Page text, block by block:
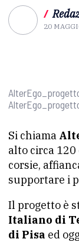
/
20
Si chiama
alto circa
corsie,
supportare i
Il progetto è
Italiano di
di Pisa ed